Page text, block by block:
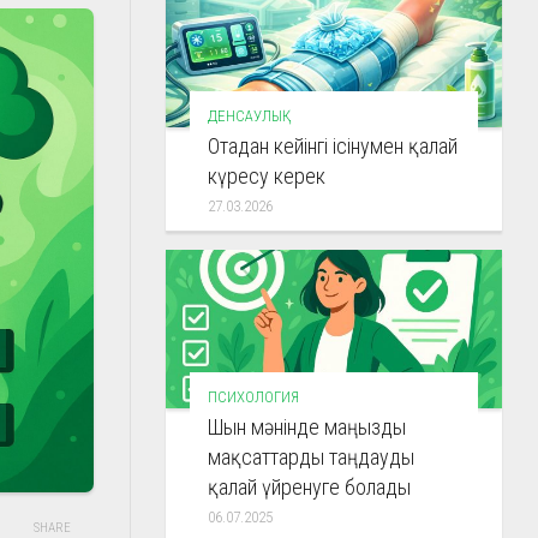
SHARE
ДЕНСАУЛЫҚ
Отадан кейінгі ісінумен қалай
күресу керек
27.03.2026
ПСИХОЛОГИЯ
Шын мәнінде маңызды
мақсаттарды таңдауды
қалай үйренуге болады
06.07.2025